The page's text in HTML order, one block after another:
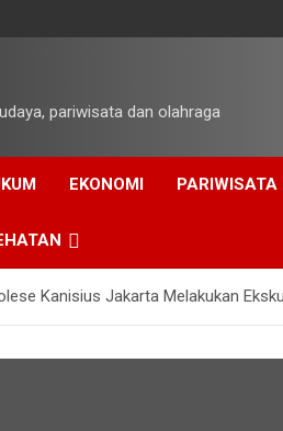
pariwisata dan olahraga
EKONOMI PARIWISATA
Kanisius Jakarta Melakukan